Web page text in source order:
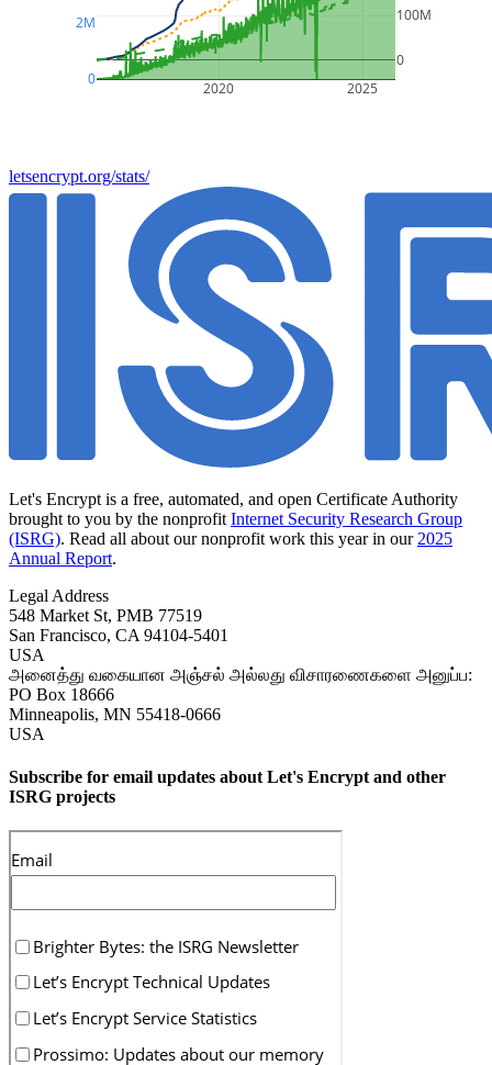
2020 2025
0
100M
0
2M
letsencrypt.org/stats/
Let's Encrypt is a free, automated, and open Certificate Authority
brought to you by the nonprofit Internet Security Research Group
(ISRG). Read all about our nonprofit work this year in our 2025
Annual Report.
Legal Address
548 Market St, PMB 77519
San Francisco, CA 94104-5401
USA
அனைத்து வகையான அஞ்சல் அல்லது விசாரணைகளை அனுப்ப:
PO Box 18666
Minneapolis, MN 55418-0666
USA
Subscribe for email updates about Let's Encrypt and other
ISRG projects